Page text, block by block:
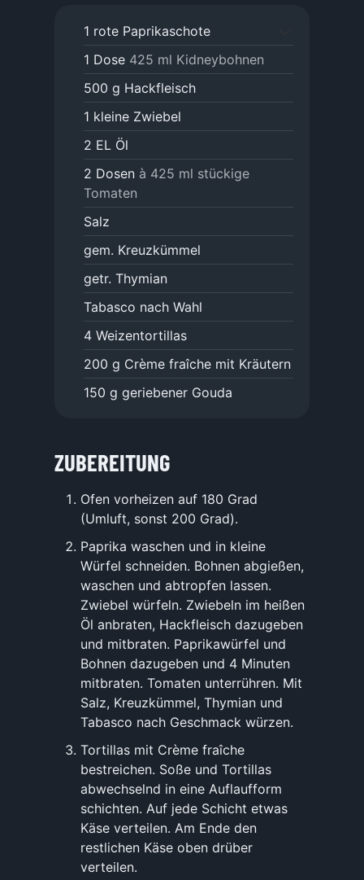
1 rote Paprikaschote
1 Dose 425 ml Kidneybohnen
500 g Hackfleisch
1 kleine Zwiebel
2 EL Öl
2 Dosen à 425 ml stückige
Tomaten
Salz
gem. Kreuzkümmel
getr. Thymian
Tabasco nach Wahl
4 Weizentortillas
200 g Crème fraîche mit Kräutern
150 g geriebener Gouda
ZUBEREITUNG
Ofen vorheizen auf 180 Grad
(Umluft, sonst 200 Grad).
Paprika waschen und in kleine
Würfel schneiden. Bohnen abgießen,
waschen und abtropfen lassen.
Zwiebel würfeln. Zwiebeln im heißen
Öl anbraten, Hackfleisch dazugeben
und mitbraten. Paprikawürfel und
Bohnen dazugeben und 4 Minuten
mitbraten. Tomaten unterrühren. Mit
Salz, Kreuzkümmel, Thymian und
Tabasco nach Geschmack würzen.
Tortillas mit Crème fraîche
bestreichen. Soße und Tortillas
abwechselnd in eine Auflaufform
schichten. Auf jede Schicht etwas
Käse verteilen. Am Ende den
restlichen Käse oben drüber
verteilen.